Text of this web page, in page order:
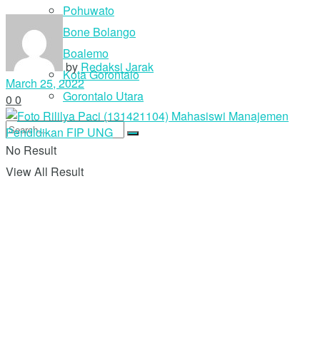
Pohuwato
Bone Bolango
Boalemo
Kota Gorontalo
Gorontalo Utara
No Result
View All Result
by Redaksi Jarak
March 25, 2022
0 0